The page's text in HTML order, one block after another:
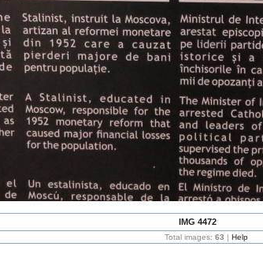
IMG 4472
Total images: 63 | Help